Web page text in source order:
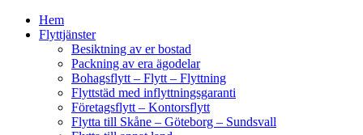
Hem
Flyttjänster
Besiktning av er bostad
Packning av era ägodelar
Bohagsflytt – Flytt – Flyttning
Flyttstäd med inflyttningsgaranti
Företagsflytt – Kontorsflytt
Flytta till Skåne – Göteborg – Sundsvall